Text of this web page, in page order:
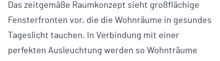
Das zeitgemäße Raumkonzept sieht großflächige
Fensterfronten vor, die die Wohnräume in gesundes
Tageslicht tauchen. In Verbindung mit einer
perfekten Ausleuchtung werden so Wohnträume